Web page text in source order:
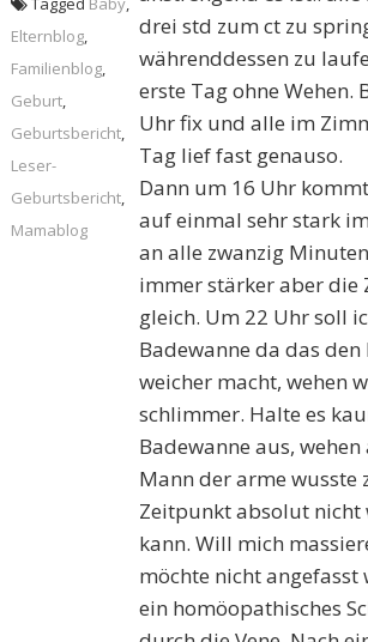
drei std zum ct zu
währenddessen zu
erste Tag ohne Wehen.
Uhr fix und alle im
Tag lief fast genauso.
Dann um 16 Uhr
auf einmal sehr stark
an alle zwanzig
immer stärker aber die
gleich. Um 22 Uhr soll
Badewanne da das
weicher macht, wehen
schlimmer. Halte es
Badewanne aus,
Mann der arme wusste
Zeitpunkt absolut nicht
kann. Will mich
möchte nicht angefasst
ein homöopathisches
Elternblog,
Familienblog,
Geburt,
Geburtsbericht,
Leser-
Geburtsbericht,
Mamablog